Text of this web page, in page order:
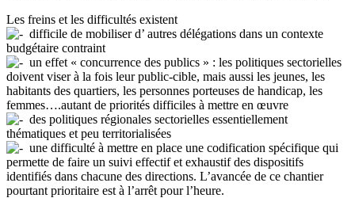
Les freins et les difficultés existent
difficile de mobiliser d’ autres délégations dans un contexte
budgétaire contraint
un effet « concurrence des publics » : les politiques sectorielles
doivent viser à la fois leur public-cible, mais aussi les jeunes, les
habitants des quartiers, les personnes porteuses de handicap, les
femmes….autant de priorités difficiles à mettre en œuvre
des politiques régionales sectorielles essentiellement
thématiques et peu territorialisées
une difficulté à mettre en place une codification spécifique qui
permette de faire un suivi effectif et exhaustif des dispositifs
identifiés dans chacune des directions. L’avancée de ce chantier
pourtant prioritaire est à l’arrêt pour l’heure.